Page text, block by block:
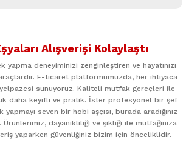
iletebilirsiniz.
bozuk veya görüntülenemiyor.
hatalar bulunuyor.
sitelerden daha pahalı.
Alışverişi Kolaylaştı
yapma deneyiminizi zenginleştiren ve hayatınızı
E-ticaret platformumuzda, her ihtiyaca
sunuyoruz. Kaliteli mutfak gereçleri ile
daha keyifli ve pratik. İster profesyonel bir şef
seven bir hobi aşçısı, burada aradığınız
dayanıklılığı ve şıklığı ile mutfağınıza
yaparken güvenliğiniz bizim için önceliklidir.